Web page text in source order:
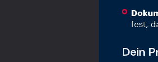
fest,
Dein